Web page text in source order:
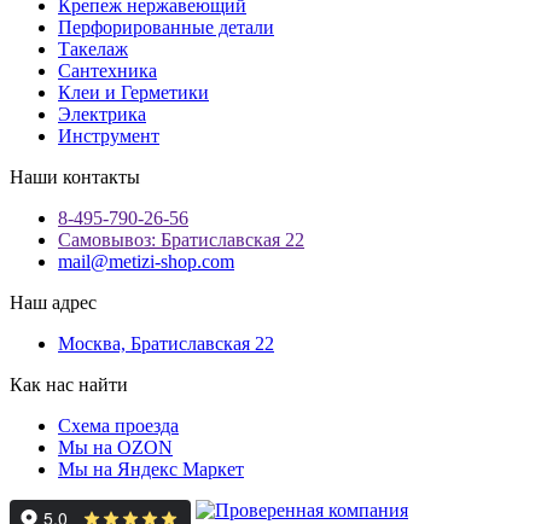
Крепеж нержавеющий
Перфорированные детали
Такелаж
Сантехника
Клеи и Герметики
Электрика
Инструмент
Наши контакты
8-495-790-26-56
Самовывоз: Братиславская 22
mail@metizi-shop.com
Наш адрес
Москва, Братиславская 22
Как нас найти
Схема проезда
Мы на OZON
Мы на Яндекс Маркет